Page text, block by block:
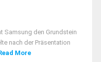
Samsung den Grundstein
nach der Präsentation
More